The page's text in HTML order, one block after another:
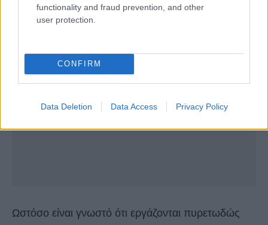
functionality and fraud prevention, and other
user protection.
CONFIRM
Data Deletion Data Access Privacy Policy
Ωστόσο είναι γνωστό ότι εργάζονται πυρετωδώς